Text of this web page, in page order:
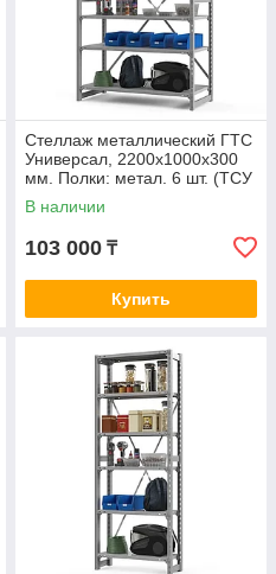
Стеллаж металлический ГТС
Универсал, 2200x1000x300
мм. Полки: метал. 6 шт. (ТСУ
22100360)
В наличии
103 000 ₸
Купить